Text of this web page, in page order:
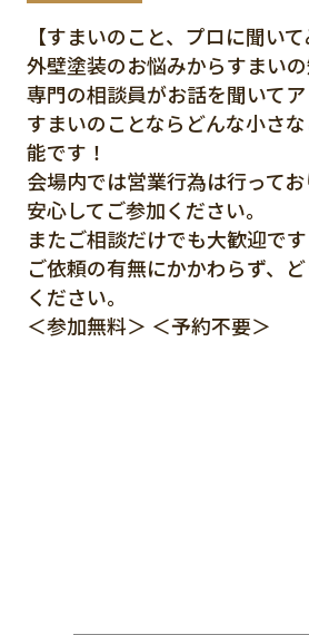
【すまいのこと、プロに聞いて
外壁塗装のお悩みからすまい
専門の相談員がお話を聞いてア
すまいのことならどんな小さ
能です！
会場内では営業行為は行ってお
安心してご参加ください。
またご相談だけでも大歓迎です
ご依頼の有無にかかわらず、
ください。
＜参加無料＞ ＜予約不要＞